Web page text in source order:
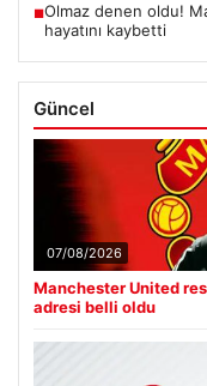
■Olmaz denen oldu!
hayatını kaybetti
Güncel
07/08/2026
Manchester United
adresi belli oldu